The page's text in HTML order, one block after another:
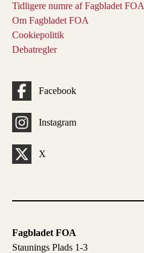
Fagbladet FOA
Staunings Plads 1-3
Tidligere numre af Fagbladet FOA
Om Fagbladet FOA
Cookiepolitik
Debatregler
Facebook
Instagram
X